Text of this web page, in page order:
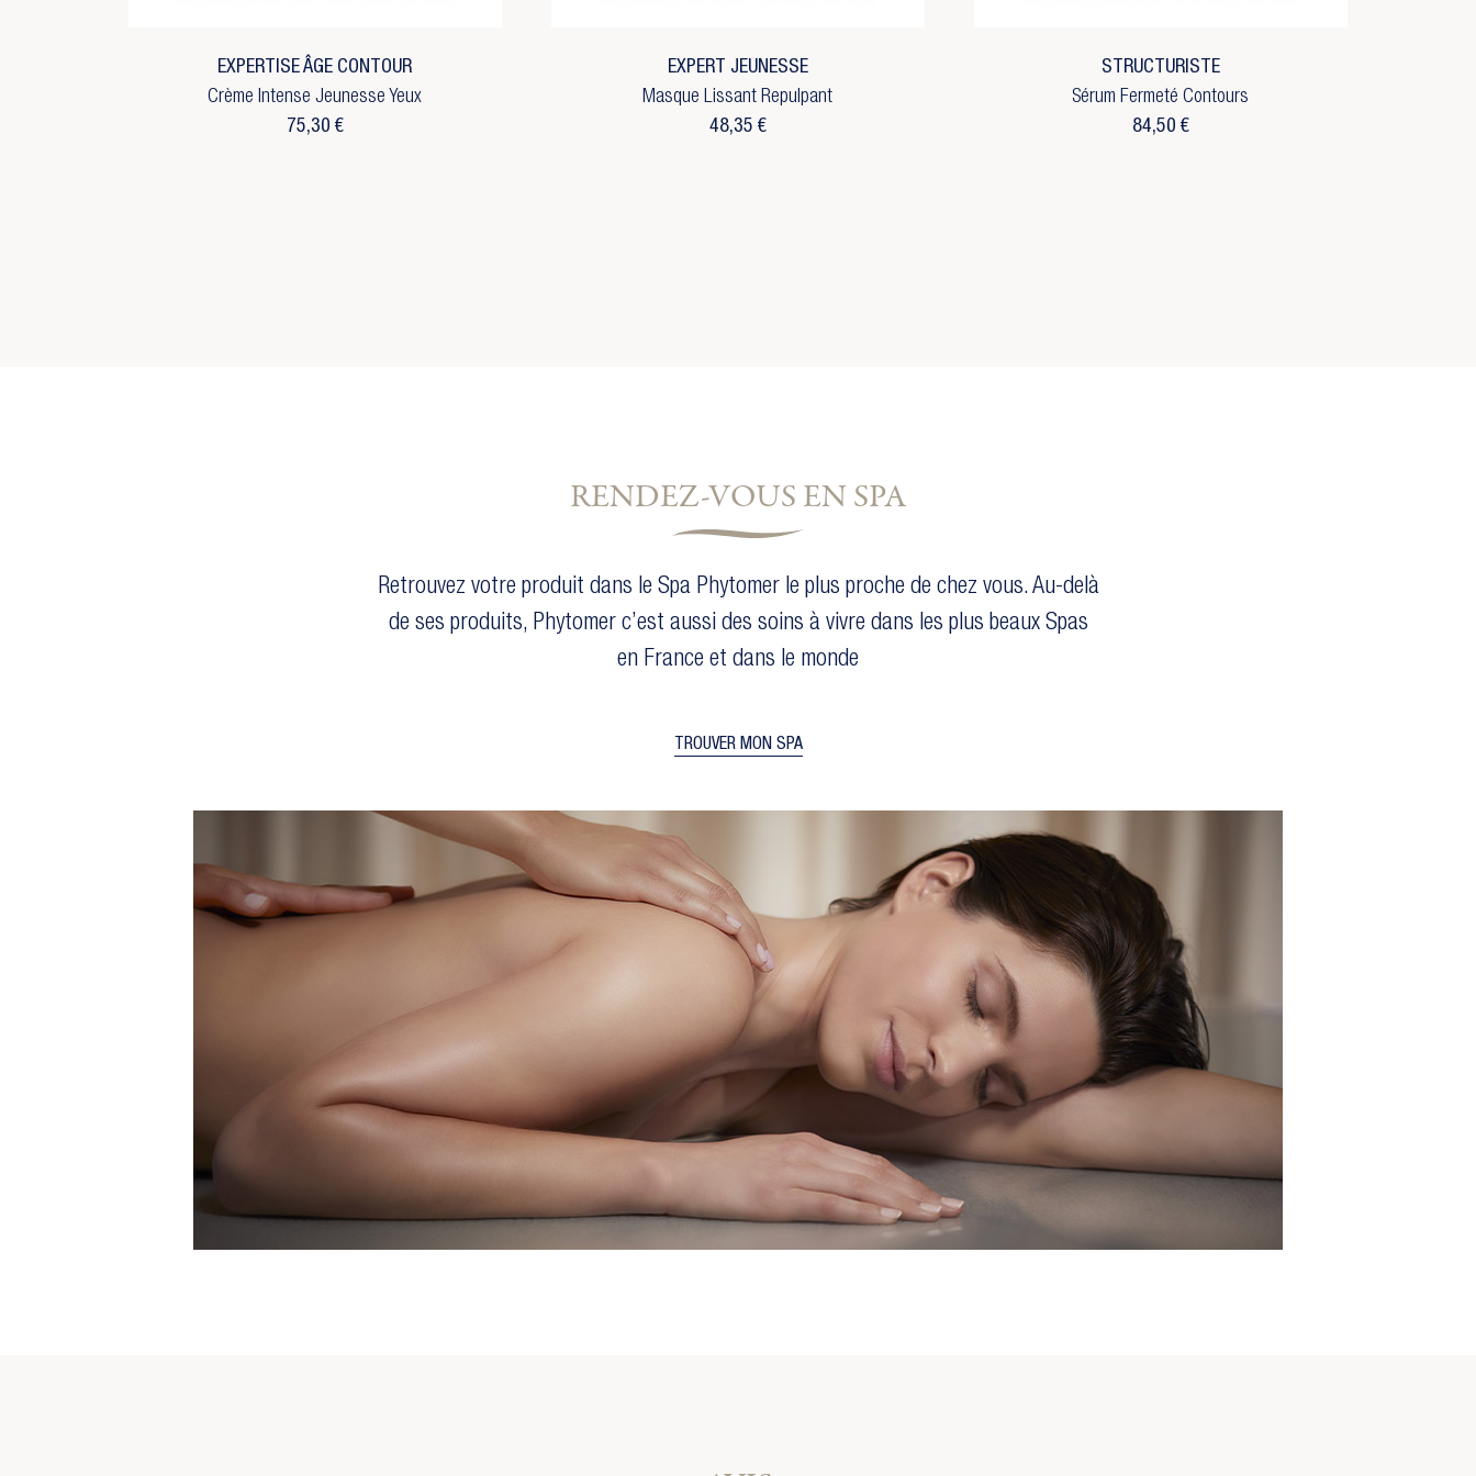
Annuler
EXPERTISE ÂGE CONTOUR
Crème Intense Jeunesse Yeux
75,30 €
EXPERT JEUNESSE
Masque Lissant Repulpant
48,35 €
STRUCTURISTE
Sérum Fermeté Contours
84,50 €
RENDEZ-VOUS EN SPA
Retrouvez votre produit dans le Spa Phytomer le plus proche de chez vous. Au-delà
de ses produits, Phytomer c’est aussi des soins à vivre dans les plus beaux Spas
en France et dans le monde
TROUVER MON SPA